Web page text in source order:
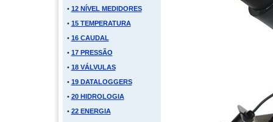
• 12 NÍVEL MEDIDORES
• 15 TEMPERATURA
• 16 CAUDAL
• 17 PRESSÃO
• 18 VÁLVULAS
• 19 DATALOGGERS
• 20 HIDROLOGIA
• 22 ENERGIA